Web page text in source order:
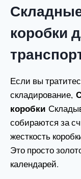
коробки
Если вы
складирование,
коробки
собираются за
жесткость
Это просто
календарей.